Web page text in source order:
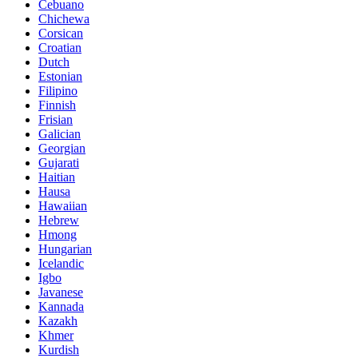
Cebuano
Chichewa
Corsican
Croatian
Dutch
Estonian
Filipino
Finnish
Frisian
Galician
Georgian
Gujarati
Haitian
Hausa
Hawaiian
Hebrew
Hmong
Hungarian
Icelandic
Igbo
Javanese
Kannada
Kazakh
Khmer
Kurdish